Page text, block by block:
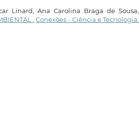
Linard, Ana Carolina Braga de Sousa,
,Conexões - Ciência e Tecnologia: